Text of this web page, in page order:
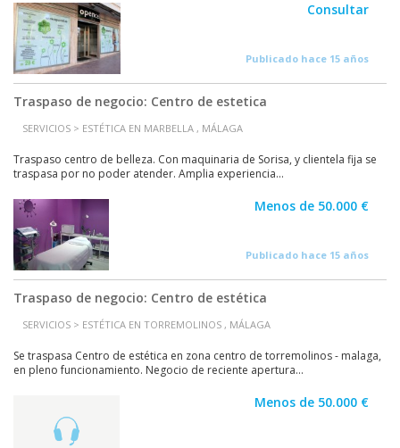
Consultar
Publicado hace 15 años
Traspaso de negocio: Centro de estetica
SERVICIOS > ESTÉTICA EN MARBELLA , MÁLAGA
Traspaso centro de belleza. Con maquinaria de Sorisa, y clientela fija se
traspasa por no poder atender. Amplia experiencia...
Menos de 50.000 €
Publicado hace 15 años
Traspaso de negocio: Centro de estética
SERVICIOS > ESTÉTICA EN TORREMOLINOS , MÁLAGA
Se traspasa Centro de estética en zona centro de torremolinos - malaga,
en pleno funcionamiento. Negocio de reciente apertura...
Menos de 50.000 €